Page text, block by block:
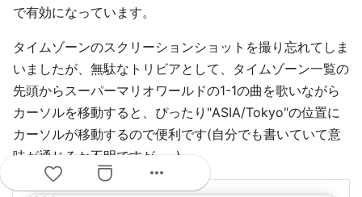
で有効になっています。
タイムゾーンのスクリーションショットを撮り忘れてしま
いましたが、無駄なトリビアとして、タイムゾーン一覧の
先頭からスーパーマリオワールドの1-1の曲を歌いながら
カーソルを移動すると、ぴったり"ASIA/Tokyo"の位置に
カーソルが移動するので便利です(自分でも書いていて意
味が通じるか不明ですが……)。
more_horiz